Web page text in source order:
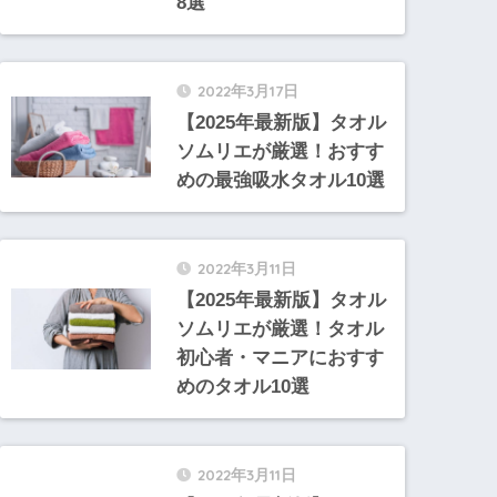
2022年3月17日
【2025年最新版】タオル
ソムリエが厳選！おすす
めの最強吸水タオル10選
2022年3月11日
【2025年最新版】タオル
ソムリエが厳選！タオル
初心者・マニアにおすす
めのタオル10選
2022年3月11日